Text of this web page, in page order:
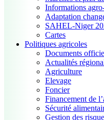
Informations
Adaptation
SAHEL-Niger
Cartes
Politiques agricoles
Documents
Actualités
Agriculture
Elevage
Foncier
Financement de
Sécurité
Gestion des